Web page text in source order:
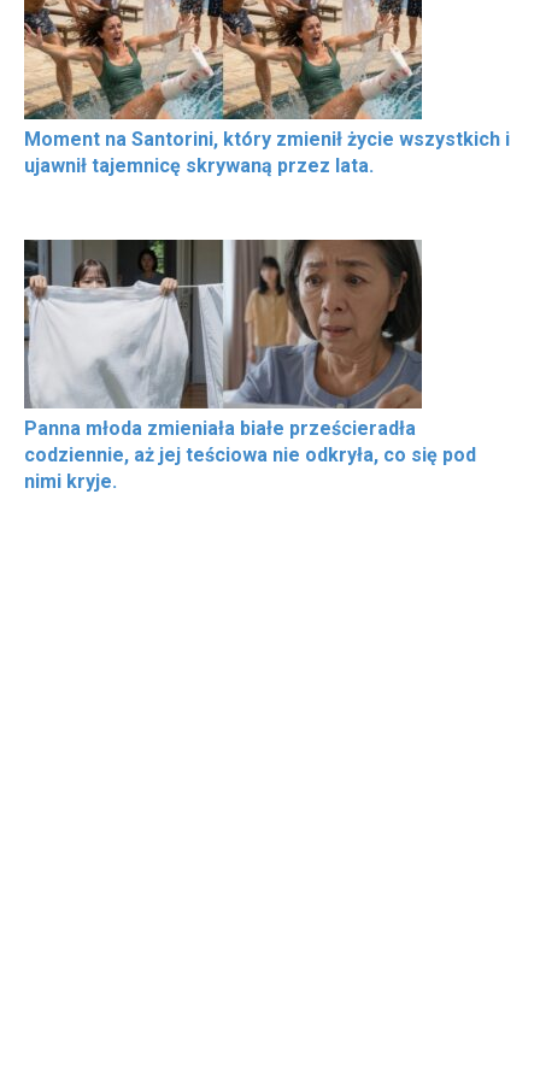
Moment na Santorini, który zmienił życie wszystkich i
ujawnił tajemnicę skrywaną przez lata.
Panna młoda zmieniała białe prześcieradła
codziennie, aż jej teściowa nie odkryła, co się pod
nimi kryje.